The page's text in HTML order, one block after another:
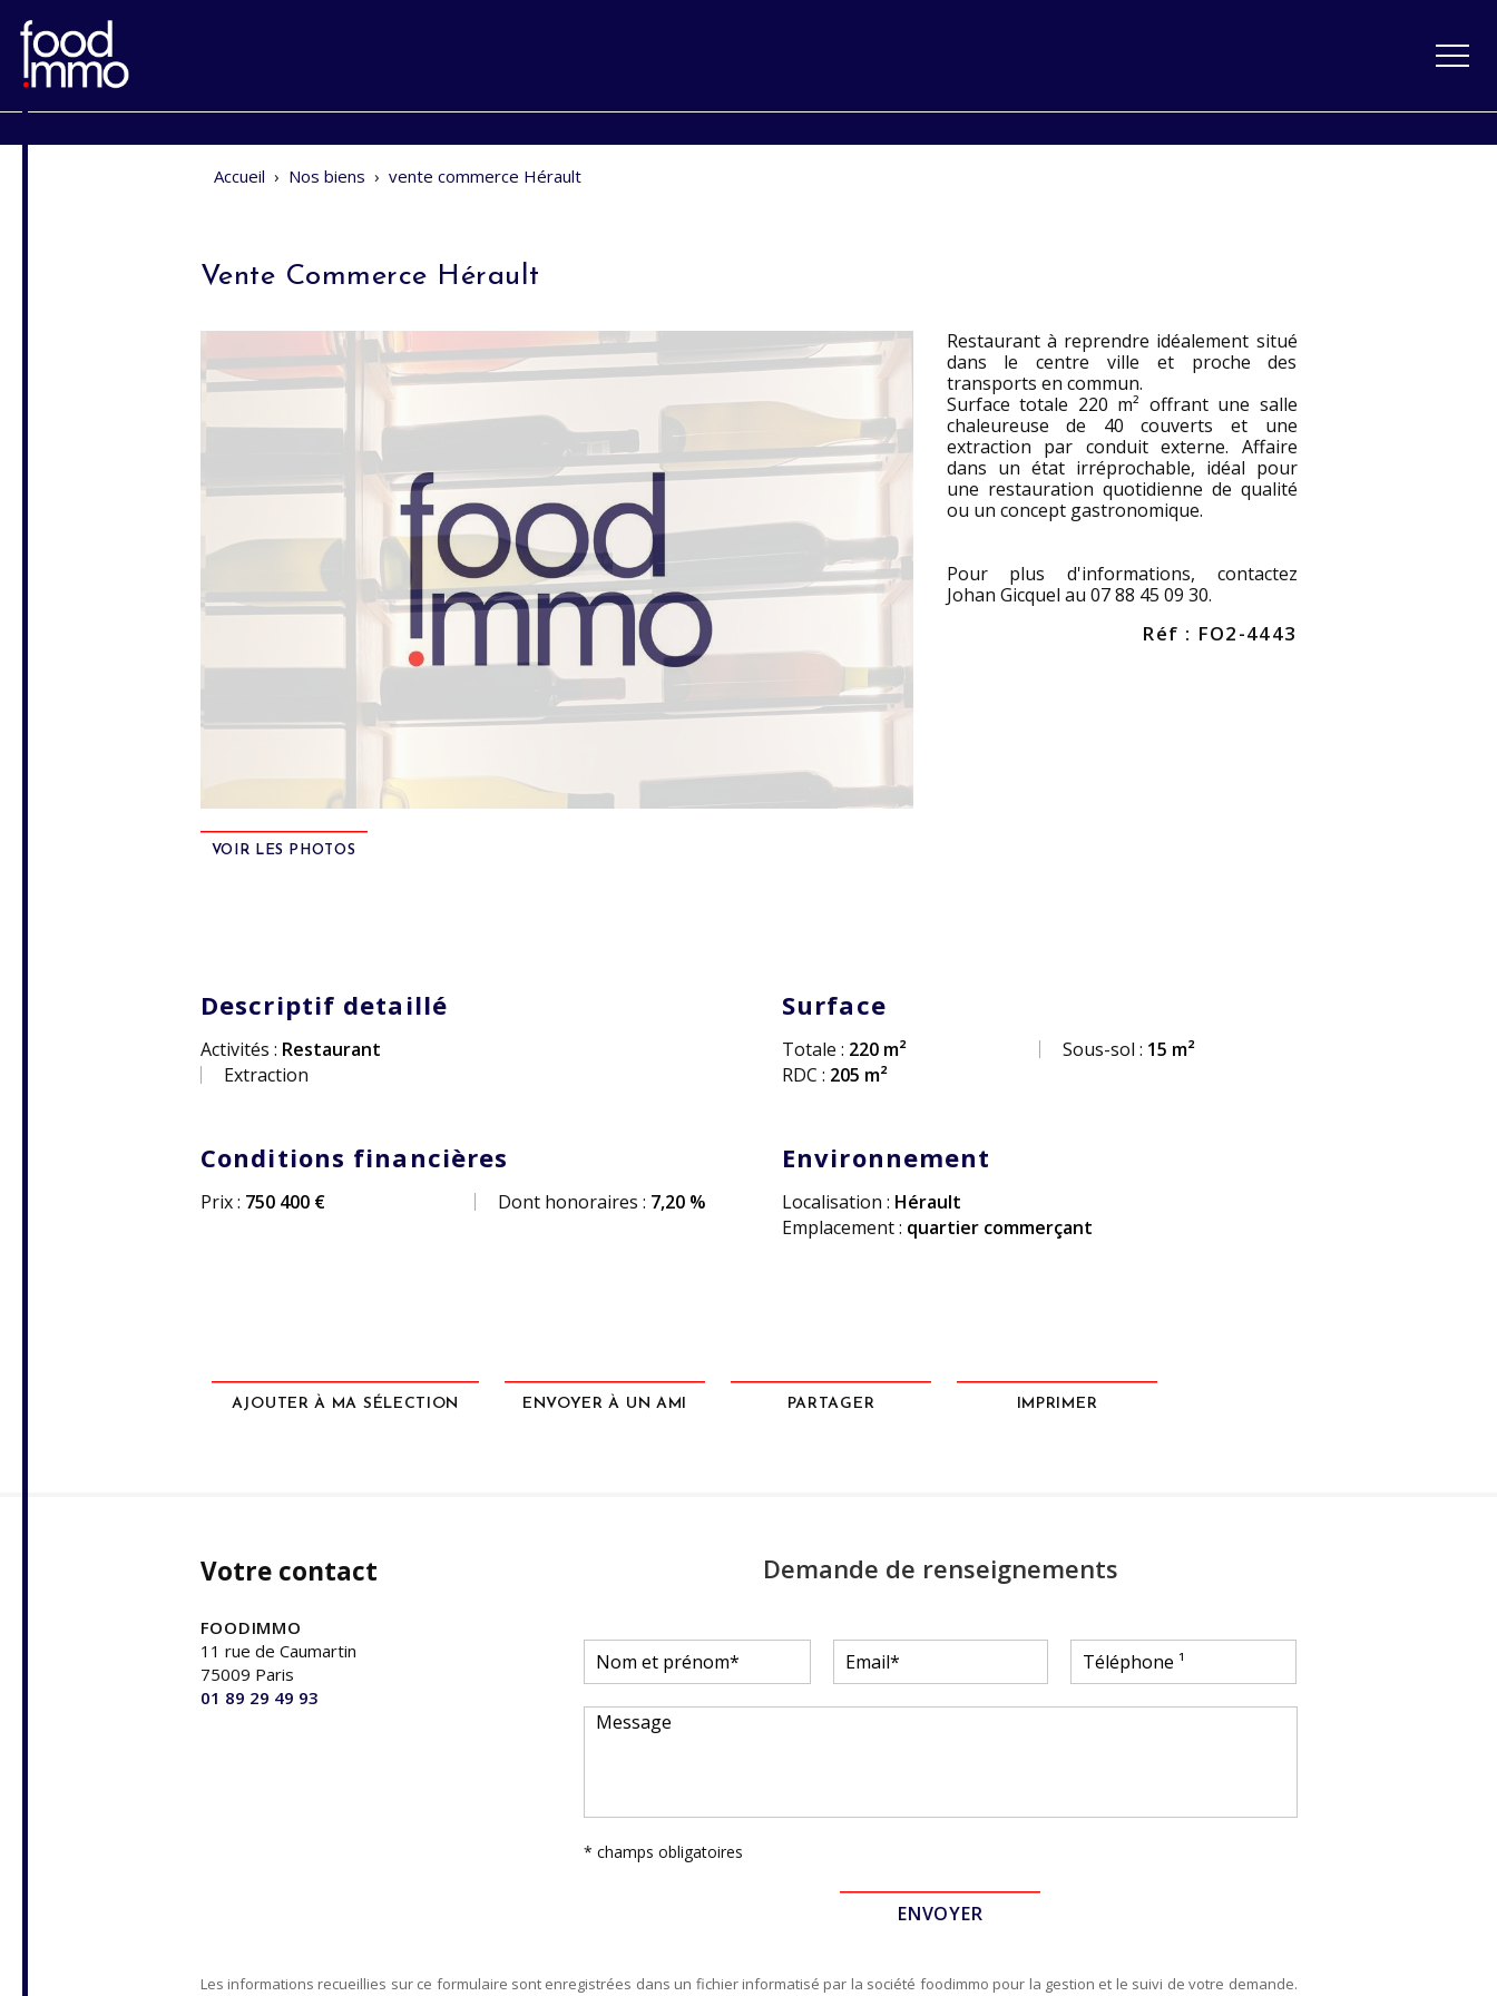
Accueil › Nos biens › vente commerce Hérault
Vente Commerce Hérault
VOIR LES PHOTOS
Restaurant à reprendre idéalement situé
dans le centre ville et proche des
transports en commun.
Surface totale 220 m² offrant une salle
chaleureuse de 40 couverts et une
extraction par conduit externe. Affaire
dans un état irréprochable, idéal pour
une restauration quotidienne de qualité
ou un concept gastronomique.
Pour plus d'informations, contactez
Johan Gicquel au 07 88 45 09 30.
Réf : FO2-4443
Descriptif detaillé
Activités : Restaurant
Extraction
Surface
Totale : 220 m²
RDC : 205 m²
Sous-sol : 15 m²
Conditions financières
Prix : 750 400 € Dont honoraires : 7,20 %
Environnement
Localisation : Hérault
Emplacement : quartier commerçant
AJOUTER À MA SÉLECTION ENVOYER À UN AMI PARTAGER IMPRIMER
Votre contact
FOODIMMO
11 rue de Caumartin
75009 Paris
01 89 29 49 93
Demande de renseignements
* champs obligatoires
Les informations recueillies sur ce formulaire sont enregistrées dans un fichier informatisé par la société foodimmo pour la gestion et le suivi de votre demande.